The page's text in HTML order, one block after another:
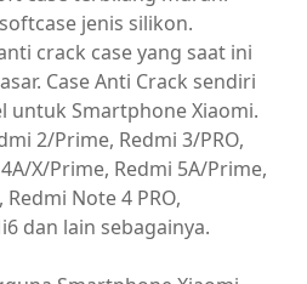
jenis silikon.
crack case yang saat ini
Case Anti Crack sendiri
untuk Smartphone Xiaomi.
2/Prime, Redmi 3/PRO,
X/Prime, Redmi 5A/Prime,
Note 4 PRO,
dan lain sebagainya.